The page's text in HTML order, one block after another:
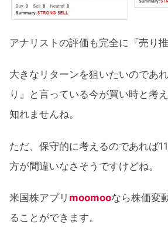
アナリストの評価も完全に『売り
大きなリターンを狙いたいのであ
り』と言っている今が買い時と考
知れませんね。
ただ、保守的に考えるのであれば
方が間違いなさそうですけどね。
米国株アプリ moomooなら株価変
ることができます。